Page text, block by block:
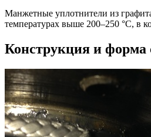
Манжетные уплотнители из
температурах выше 200–250 °С, в
Конструкция и форма